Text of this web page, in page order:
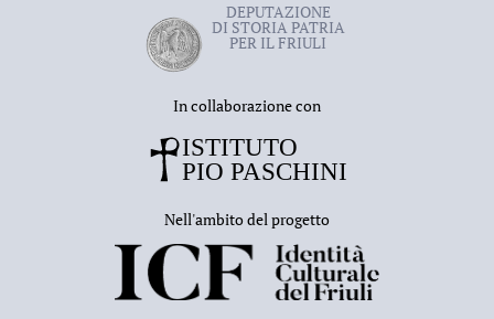
DEPUTAZIONE
DI STORIA PATRIA
PER IL FRIULI
In collaborazione con
Nell'ambito del progetto